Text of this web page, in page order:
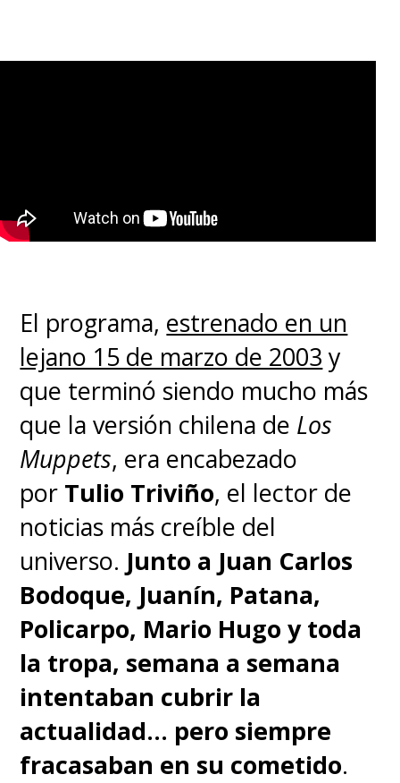
El programa, estrenado en un
lejano 15 de marzo de 2003 y
que terminó siendo mucho más
que la versión chilena de Los
Muppets, era encabezado
por Tulio Triviño, el lector de
noticias más creíble del
universo. Junto a Juan Carlos
Bodoque, Juanín, Patana,
Policarpo, Mario Hugo y toda
la tropa, semana a semana
intentaban cubrir la
actualidad... pero siempre
fracasaban en su cometido.